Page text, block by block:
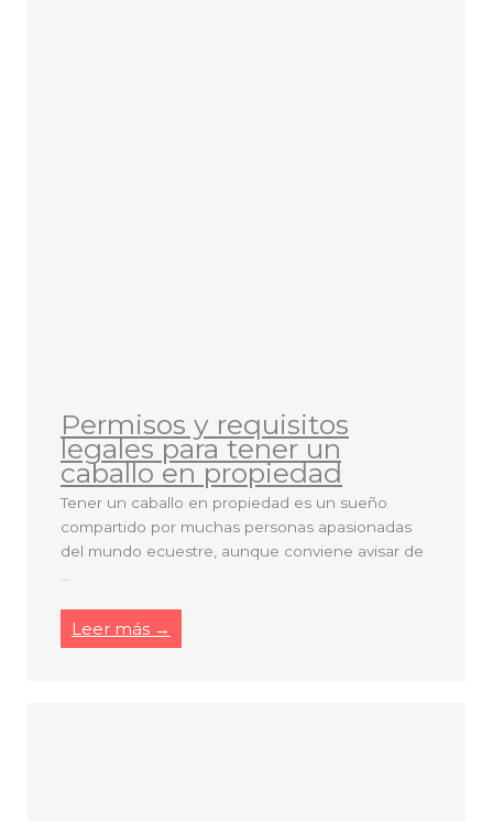
Permisos y requisitos
legales para tener un
caballo en propiedad
Tener un caballo en propiedad es un sueño
compartido por muchas personas apasionadas
del mundo ecuestre, aunque conviene avisar de
Leer más →